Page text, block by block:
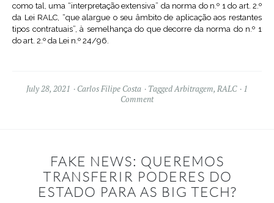
como tal, uma “interpretação extensiva” da norma do n.º 1 do art. 2.º
da Lei RALC, “que alargue o seu âmbito de aplicação aos restantes
tipos contratuais”, à semelhança do que decorre da norma do n.º 1
do art. 2.º da Lei n.º 24/96.
July 28, 2021 Carlos Filipe Costa TaggedArbitragem, RALC
1
Comment
FAKE NEWS: QUEREMOS
TRANSFERIR PODERES DO
ESTADO PARA AS BIG TECH?